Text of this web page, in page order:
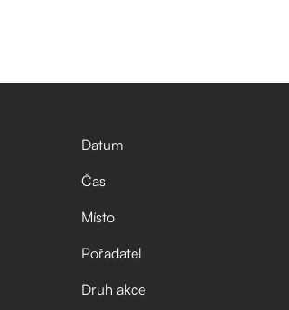
Datum
Čas
Místo
Pořadatel
Druh akce